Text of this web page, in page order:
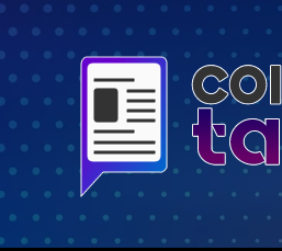
Saltar
al